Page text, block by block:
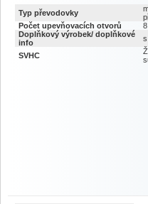
Typ převodovky
Počet upevňovacích otvorů
8
Doplňkový výrobek/ doplňkové
info
SVHC